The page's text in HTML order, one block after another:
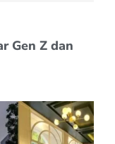
Gen Z dan